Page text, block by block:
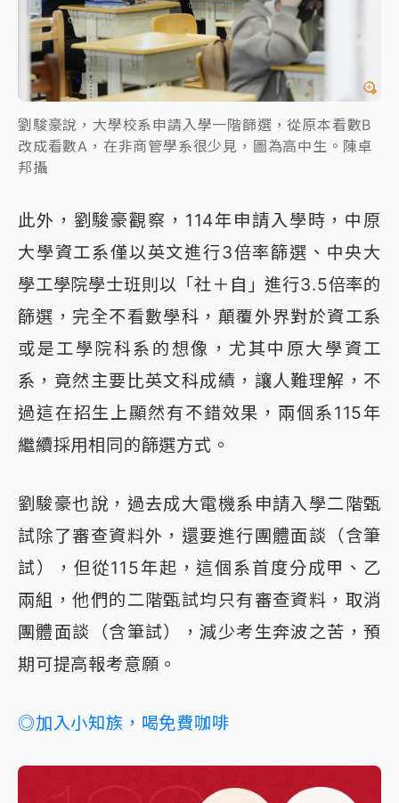
劉駿豪說，大學校系申請入學一階篩選，從原本看數B
改成看數A，在非商管學系很少見，圖為高中生。陳卓
邦攝
此外，劉駿豪觀察，114年申請入學時，中原
大學資工系僅以英文進行3倍率篩選、中央大
學工學院學士班則以「社＋自」進行3.5倍率的
篩選，完全不看數學科，顛覆外界對於資工系
或是工學院科系的想像，尤其中原大學資工
系，竟然主要比英文科成績，讓人難理解，不
過這在招生上顯然有不錯效果，兩個系115年
繼續採用相同的篩選方式。
劉駿豪也說，過去成大電機系申請入學二階甄
試除了審查資料外，還要進行團體面談（含筆
試），但從115年起，這個系首度分成甲、乙
兩組，他們的二階甄試均只有審查資料，取消
團體面談（含筆試），減少考生奔波之苦，預
期可提高報考意願。
◎加入小知族，喝免費咖啡